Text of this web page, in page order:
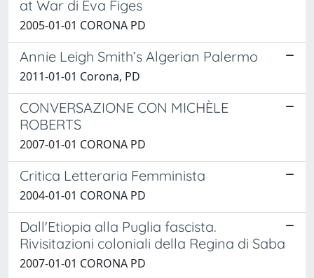
at War di Eva Figes
2005-01-01 CORONA PD
Annie Leigh Smith’s Algerian Palermo
2011-01-01 Corona, PD
CONVERSAZIONE CON MICHÈLE
ROBERTS
2007-01-01 CORONA PD
Critica Letteraria Femminista
2004-01-01 CORONA PD
Dall'Etiopia alla Puglia fascista.
Rivisitazioni coloniali della Regina di Saba
2007-01-01 CORONA PD